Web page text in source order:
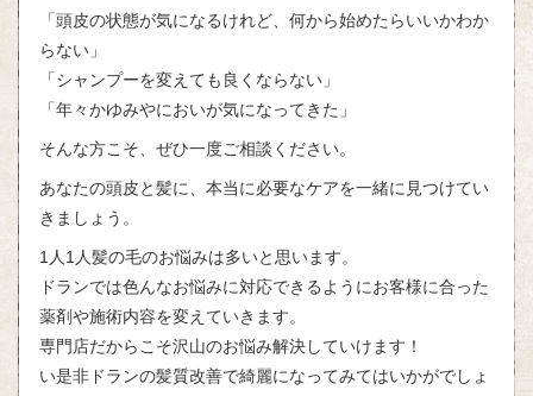
「頭皮の状態が気になるけれど、何から始めたらいいかわか
らない」
「シャンプーを変えても良くならない」
「年々かゆみやにおいが気になってきた」
そんな方こそ、ぜひ一度ご相談ください。
あなたの頭皮と髪に、本当に必要なケアを一緒に見つけてい
きましょう。
1人1人髪の毛のお悩みは多いと思います。
ドランでは色んなお悩みに対応できるようにお客様に合った
薬剤や施術内容を変えていきます。
専門店だからこそ沢山のお悩み解決していけます！
い是非ドランの髪質改善で綺麗になってみてはいかがでしょ